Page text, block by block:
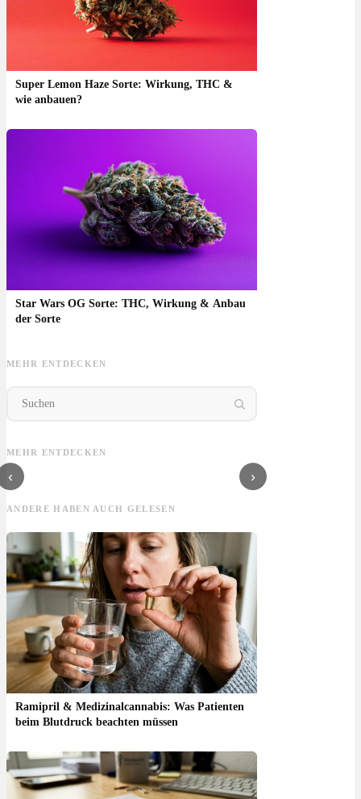
Super Lemon Haze Sorte: Wirkung, THC &
wie anbauen?
Star Wars OG Sorte: THC, Wirkung & Anbau
der Sorte
MEHR ENTDECKEN
MEHR ENTDECKEN
‹ ›
ANDERE HABEN AUCH GELESEN
Ramipril & Medizinalcannabis: Was Patienten
beim Blutdruck beachten müssen